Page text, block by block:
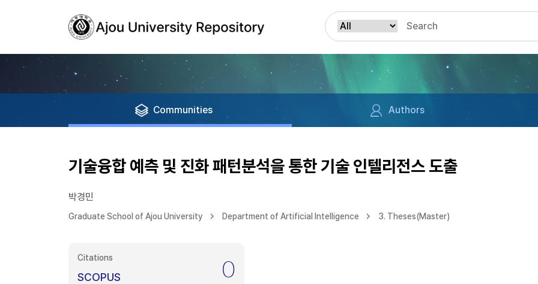
Communities Authors
기술융합 예측 및 진화 패턴분석을 통한 기술 인텔리전스 도출
박경민
Graduate School of Ajou University Department of Artificial Intelligence 3. Theses(Master)
Citations
SCOPUS 0